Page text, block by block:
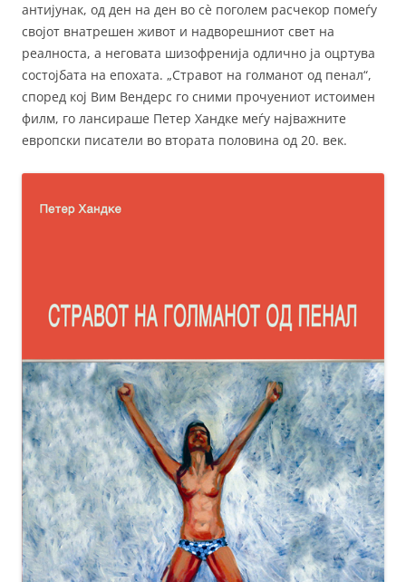
антијунак, од ден на ден во сè поголем расчекор помеѓу
својот внатрешен живот и надворешниот свет на
реалноста, а неговата шизофренија одлично ја оцртува
состојбата на епохата. „Стравот на голманот од пенал“,
според кој Вим Вендерс го сними прочуениот истоимен
филм, го лансираше Петер Хандке меѓу најважните
европски писатели во втората половина од 20. век.